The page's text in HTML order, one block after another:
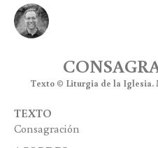
Texto © Liturgia de la Iglesia.
TEXTO
Consagración